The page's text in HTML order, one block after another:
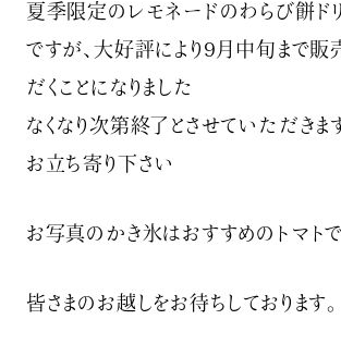
夏季限定のレモネードのわらび餅ド
ですが、大好評により9月中旬まで販
だくことになりました
なくなり次第終了とさせていただきま
お立ち寄り下さい️
お写真のかき氷はおすすめのトマトで
皆さまのお越しをお待ちしております。